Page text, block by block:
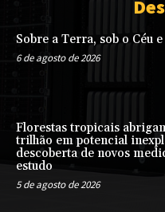
Sobre a Terra, sob o Céu
6 de agosto de 2026
Florestas tropicais
trilhão em potencial
descoberta de novos
estudo
5 de agosto de 2026